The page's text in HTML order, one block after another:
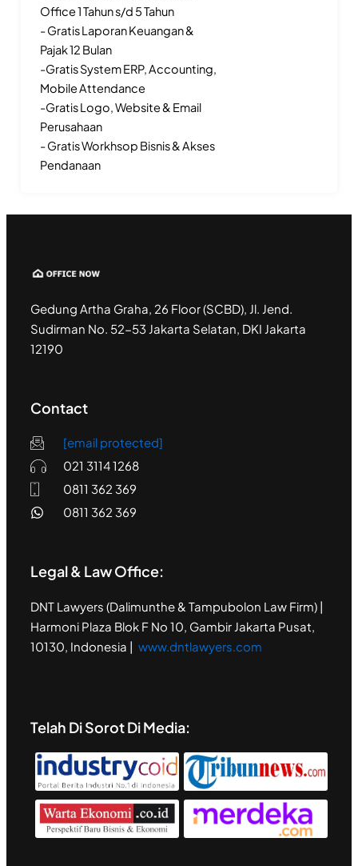
Office 1 Tahun s/d 5 Tahun
- Gratis Laporan Keuangan &
Pajak 12 Bulan
-Gratis System ERP, Accounting,
Mobile Attendance
-Gratis Logo, Website & Email
Perusahaan
- Gratis Workhsop Bisnis & Akses
Pendanaan
Gedung Artha Graha, 26 Floor (SCBD), Jl. Jend.
Sudirman No. 52-53 Jakarta Selatan, DKI Jakarta
12190
Contact
[email protected]
021 3114 1268
0811 362 369
0811 362 369
Legal & Law Office:
DNT Lawyers (Dalimunthe & Tampubolon Law Firm) |
Harmoni Plaza Blok F No 10, Gambir Jakarta Pusat,
10130, Indonesia | www.dntlawyers.com
Telah Di Sorot Di Media: